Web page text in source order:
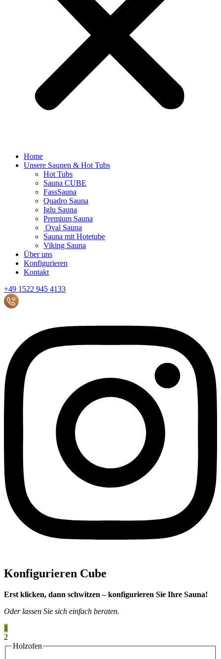
Home
Unsere Saunen & Hot Tubs
Hot Tubs
Sauna CUBE
FassSauna
Quadro Sauna
Iglu Sauna
Premium Sauna
Oval Sauna
Sauna mit Hotetube
Viking Sauna
Über uns
Konfigurieren
Kontakt
+49 1522 945 4133
Konfigurieren Cube
Erst klicken, dann schwitzen – konfigurieren Sie Ihre Sauna!
Oder lassen Sie sich einfach beraten.
1
2
Holzofen